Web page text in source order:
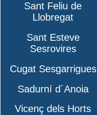
Sant Feliu de
Llobregat
Sant Esteve
Sesrovires
Cugat Sesgarrigues
Sadurní d´Anoia
Vicenç dels Horts